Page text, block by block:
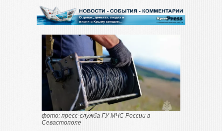
фото: пресс-служба ГУ МЧС России в
Севастополе